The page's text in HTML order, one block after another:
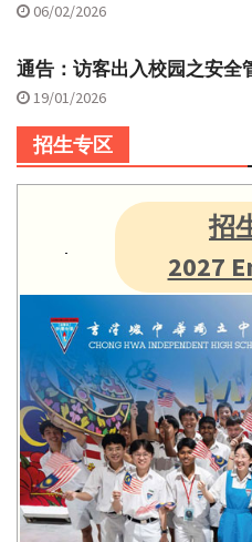
06/02/2026
通告：访客出入校园之安全
19/01/2026
招生专区
招
2027